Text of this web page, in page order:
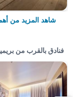
شاهد المزيد من
فنادق بالقرب من